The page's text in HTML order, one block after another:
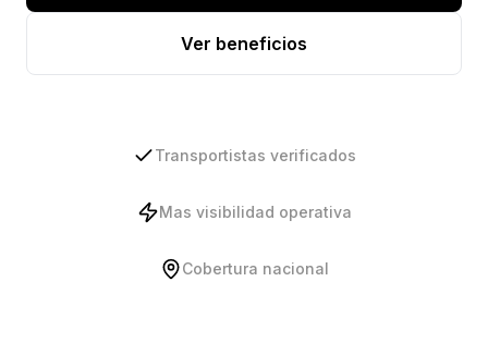
Ver beneficios
Transportistas verificados
Mas visibilidad operativa
Cobertura nacional